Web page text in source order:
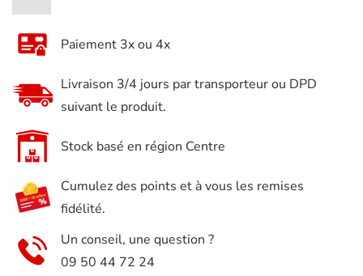
de
Extension
d'angle
Mobilier
modulaire
JBM
54327
Paiement 3x ou 4x
Livraison 3/4 jours par transporteur ou DPD
suivant le produit.
Stock basé en région Centre
Cumulez des points et à vous les remises
fidélité.
Un conseil, une question ?
09 50 44 72 24